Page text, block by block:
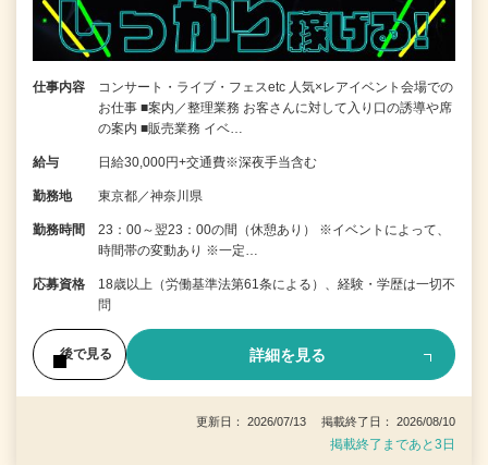
仕事内容
コンサート・ライブ・フェスetc 人気×レアイベント会場での
お仕事 ■案内／整理業務 お客さんに対して入り口の誘導や席
の案内 ■販売業務 イベ…
給与 日給30,000円+交通費※深夜手当含む
勤務地 東京都／神奈川県
勤務時間
23：00～翌23：00の間（休憩あり） ※イベントによって、
時間帯の変動あり ※一定…
応募資格
18歳以上（労働基準法第61条による）、経験・学歴は一切不
問
後で見る 詳細を見る
更新日： 2026/07/13 掲載終了日： 2026/08/10
掲載終了まであと3日